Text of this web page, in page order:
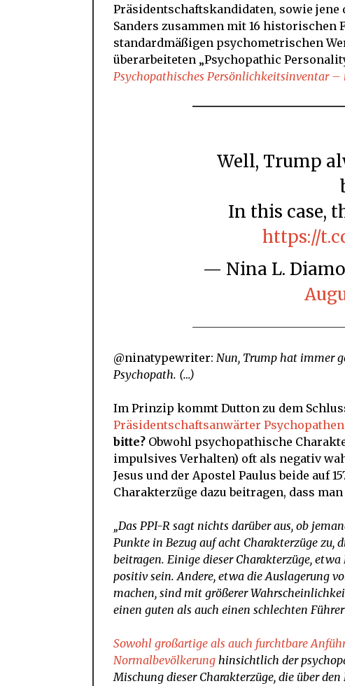
Präsidentschaftskandidaten, sowie jene
Sanders zusammen mit 16
standardmäßigen psychometrischen
überarbeiteten „Psychopathic
Psychopathisches Persönlichkeitsinventar –
Well, Trump always said he was the
In this case,
https://
— Nina L.
@ninatypewriter: Nun, Trump hat immer
Psychopath. (…)
Im Prinzip kommt Dutton zu dem
Präsidentschaftsanwärter
bitte? Obwohl psychopathische
impulsives Verhalten) oft als negativ
Jesus und der Apostel Paulus beide auf
Charakterzüge dazu beitragen, dass
„Das PPI-R sagt nichts darüber aus, ob
Punkte in Bezug auf acht Charakterzüge zu,
beitragen. Einige dieser Charakterzüge,
positiv sein. Andere, etwa die Auslagerung
machen, sind mit größerer
einen guten als auch einen schlechten
Sowohl großartige als auch furchtbare
Normalbevölkerung hinsichtlich der
Mischung dieser Charakterzüge, die über